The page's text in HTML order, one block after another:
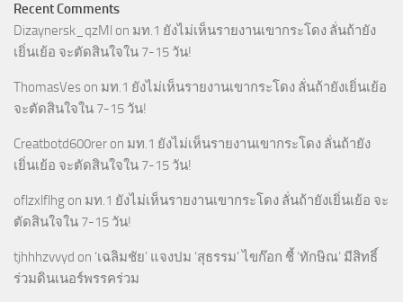
Recent Comments
Dizaynersk_qzMl on มท.1 ยังไม่เห็นรายงานเขากระโดง ลั่นถ้ายัง
เยิ่นเย้อ จะตัดสินใจใน 7-15 วัน!
ThomasVes on มท.1 ยังไม่เห็นรายงานเขากระโดง ลั่นถ้ายังเยิ่นเย้อ
จะตัดสินใจใน 7-15 วัน!
Creatbotd600rer on มท.1 ยังไม่เห็นรายงานเขากระโดง ลั่นถ้ายัง
เยิ่นเย้อ จะตัดสินใจใน 7-15 วัน!
oflzxlflhg on มท.1 ยังไม่เห็นรายงานเขากระโดง ลั่นถ้ายังเยิ่นเย้อ จะ
ตัดสินใจใน 7-15 วัน!
tjhhhzvvyd on ‘เฉลิมชัย’ แจงปม ‘สุธรรม’ ไขก๊อก ชี้ ‘ทักษิณ’ มีสิทธิ์
ร่วมดินเนอร์พรรคร่วม